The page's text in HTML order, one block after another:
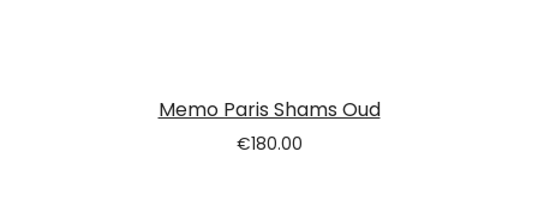
Memo Paris Shams Oud
€180.00